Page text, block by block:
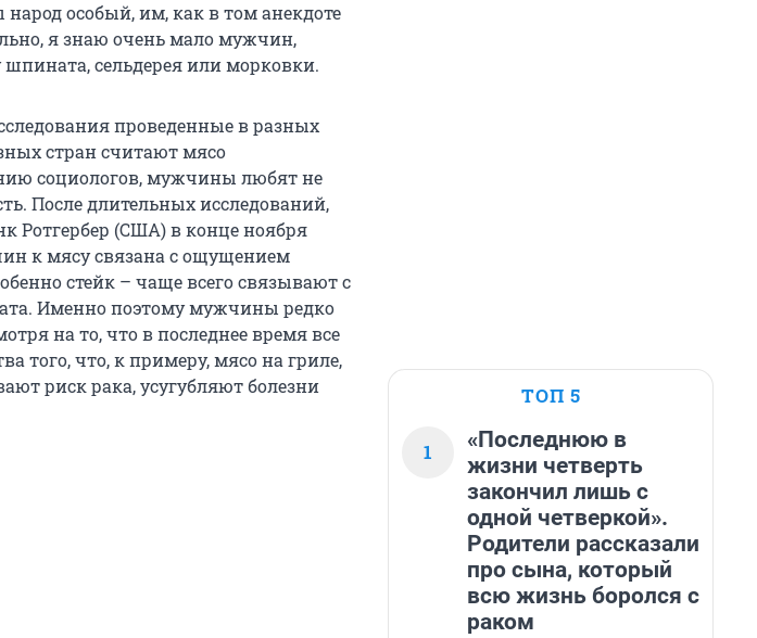
особый, им, как в том анекдоте
я знаю очень мало мужчин,
сельдерея или морковки.
проведенные в разных
стран считают мясо
социологов, мужчины любят не
После длительных исследований,
Ротгербер (США) в конце ноября
к мясу связана с ощущением
стейк – чаще всего связывают с
Именно поэтому мужчины редко
на то, что в последнее время все
того, что, к примеру, мясо на гриле,
риск рака, усугубляют болезни
ТОП 5
1
«Последнюю в
жизни четверть
закончил лишь с
одной четверкой».
Родители рассказали
про сына, который
всю жизнь боролся с
раком